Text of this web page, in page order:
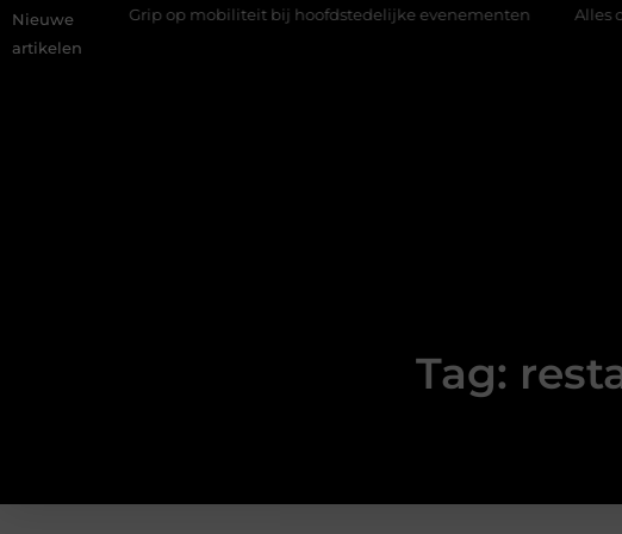
Nieuwe
artikelen
Grip op mobiliteit bij hoofdstedelijke evenementen Alles over
Tag: